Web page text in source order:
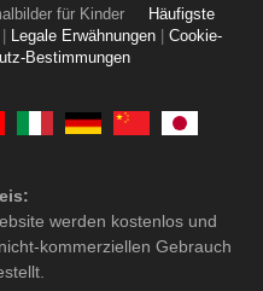
für Kinder
Häufigste
Legale Erwähnungen
Cookie-
Bestimmungen
werden kostenlos und
kommerziellen Gebrauch